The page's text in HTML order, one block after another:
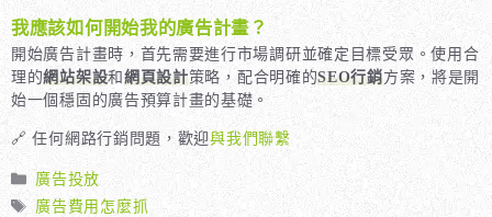
我應該如何開始我的廣告計畫？
開始廣告計畫時，首先需要進行市場調研並確定目標受眾。使用合
理的網站架設和 網頁設計策略，配合明確的SEO行銷方案，將是開
始一個穩固的廣告預算計畫的基礎。
🔗 任何網路行銷問題，歡迎與我們聯繫
分
類
廣告投放
標
廣告費用怎麼抓